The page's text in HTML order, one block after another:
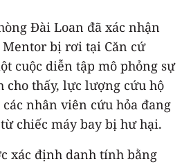
Đài Loan đã xác nhận
Mentor bị rơi tại Căn cứ
cuộc diễn tập mô phỏng sự
cho thấy, lực lượng cứu hộ
nhân viên cứu hỏa đang
chiếc máy bay bị hư hại.
xác định danh tính bằng